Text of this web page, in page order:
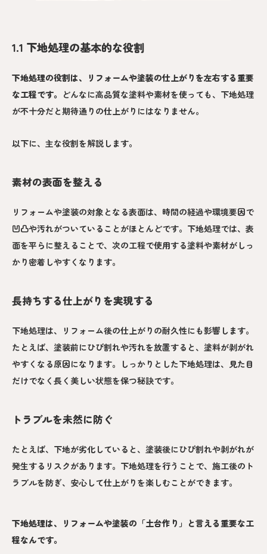
1.1 下地処理の基本的な役割
下地処理の役割は、リフォームや塗装の仕上がりを左右する重要
な工程です。 どんなに高品質な塗料や素材を使っても、下地処理
が不十分だと期待通りの仕上がりにはなりません。
以下に、主な役割を解説します。
素材の表面を整える
リフォームや塗装の対象となる表面は、時間の経過や環境要因で
凹凸や汚れがついていることがほとんどです。下地処理では、表
面を平らに整えることで、次の工程で使用する塗料や素材がしっ
かり密着しやすくなります。
長持ちする仕上がりを実現する
下地処理は、リフォーム後の仕上がりの耐久性にも影響します。
たとえば、塗装前にひび割れや汚れを放置すると、塗料が剥がれ
やすくなる原因になります。しっかりとした下地処理は、見た目
だけでなく長く美しい状態を保つ秘訣です。
トラブルを未然に防ぐ
たとえば、下地が劣化していると、塗装後にひび割れや剥がれが
発生するリスクがあります。下地処理を行うことで、施工後のト
ラブルを防ぎ、安心して仕上がりを楽しむことができます。
下地処理は、リフォームや塗装の「土台作り」と言える重要な工
程なんです。